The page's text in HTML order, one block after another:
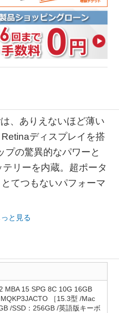
、ありえないほど薄い
ディスプレイを搭
プの驚異的なパワーと
リーを内蔵。超ポータ
てつもないパフォーマ
っと見る
MBA 15 SPG 8C 10G 16GB
［15.3型 /Mac
/SSD：256GB /英語版キーボ